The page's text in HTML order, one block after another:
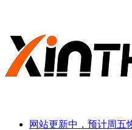
网站更新中，预计周五